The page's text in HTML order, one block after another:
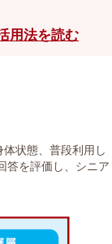
用法を読む
状態、普段利用し
答を評価し、シニア